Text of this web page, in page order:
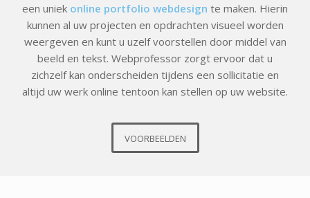
een uniek online portfolio webdesign te maken. Hierin
kunnen al uw projecten en opdrachten visueel worden
weergeven en kunt u uzelf voorstellen door middel van
beeld en tekst. Webprofessor zorgt ervoor dat u
zichzelf kan onderscheiden tijdens een sollicitatie en
altijd uw werk online tentoon kan stellen op uw website.
VOORBEELDEN